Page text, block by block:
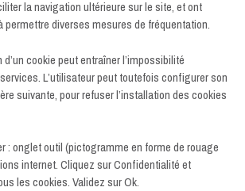
la navigation ultérieure sur le site, et ont
permettre diverses mesures de fréquentation.
cookie peut entraîner l’impossibilité
L’utilisateur peut toutefois configurer son
suivante, pour refuser l’installation des cookies
: onglet outil (pictogramme en forme de rouage
internet. Cliquez sur Confidentialité et
les cookies. Validez sur Ok.